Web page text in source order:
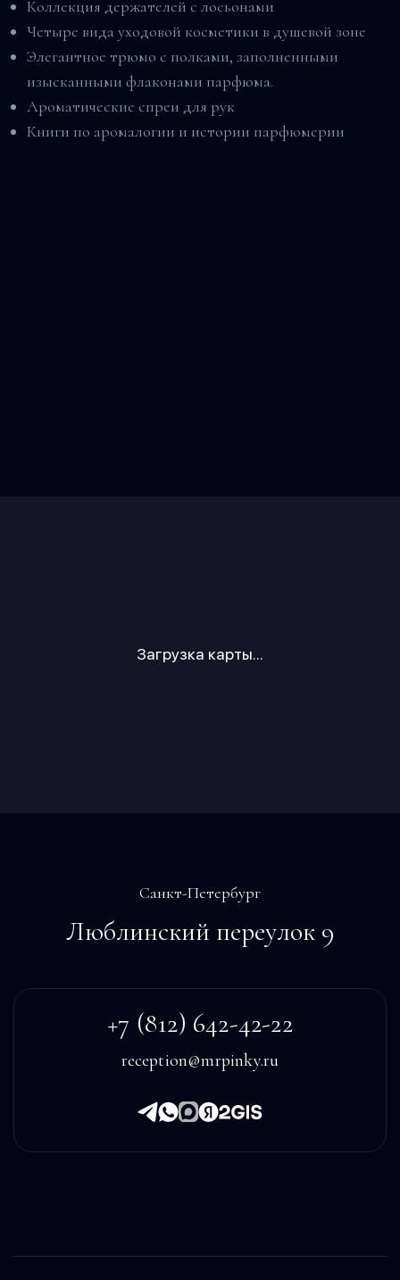
Коллекция держателей с лосьонами
Четыре вида уходовой косметики в душевой зоне
Элегантное трюмо с полками, заполненными
изысканными флаконами парфюма.
Ароматические спреи для рук
Книги по аромалогии и истории парфюмерии
Загрузка карты...
Санкт-Петербург
Люблинский переулок 9
+7 (812) 642-42-22
reception@mrpinky.ru